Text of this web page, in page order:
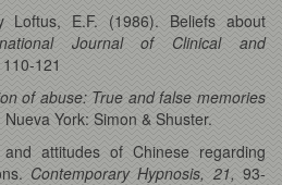
E.F. (1986). Beliefs about
Journal of Clinical and
110-121
of abuse: True and false memories
Nueva York: Simon & Shuster.
attitudes of Chinese regarding
Contemporary Hypnosis, 21, 93-